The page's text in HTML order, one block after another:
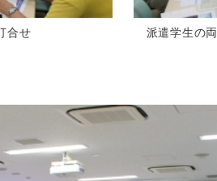
合せ 派遣学生の